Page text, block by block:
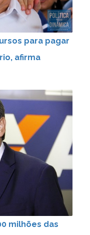
para pagar
afirma
milhões das